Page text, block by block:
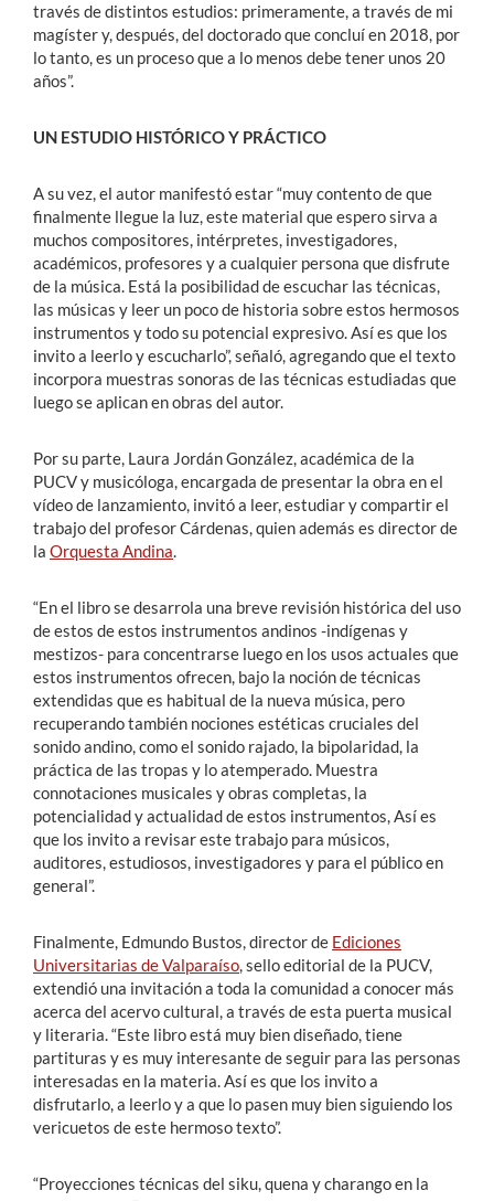
través de distintos estudios: primeramente, a través de mi
magíster y, después, del doctorado que concluí en 2018, por
lo tanto, es un proceso que a lo menos debe tener unos 20
años”.
UN ESTUDIO HISTÓRICO Y PRÁCTICO
A su vez, el autor manifestó estar “muy contento de que
finalmente llegue la luz, este material que espero sirva a
muchos compositores, intérpretes, investigadores,
académicos, profesores y a cualquier persona que disfrute
de la música. Está la posibilidad de escuchar las técnicas,
las músicas y leer un poco de historia sobre estos hermosos
instrumentos y todo su potencial expresivo. Así es que los
invito a leerlo y escucharlo”, señaló, agregando que el texto
incorpora muestras sonoras de las técnicas estudiadas que
luego se aplican en obras del autor.
Por su parte, Laura Jordán González, académica de la
PUCV y musicóloga, encargada de presentar la obra en el
vídeo de lanzamiento, invitó a leer, estudiar y compartir el
trabajo del profesor Cárdenas, quien además es director de
la Orquesta Andina.
“En el libro se desarrola una breve revisión histórica del uso
de estos de estos instrumentos andinos -indígenas y
mestizos- para concentrarse luego en los usos actuales que
estos instrumentos ofrecen, bajo la noción de técnicas
extendidas que es habitual de la nueva música, pero
recuperando también nociones estéticas cruciales del
sonido andino, como el sonido rajado, la bipolaridad, la
práctica de las tropas y lo atemperado. Muestra
connotaciones musicales y obras completas, la
potencialidad y actualidad de estos instrumentos, Así es
que los invito a revisar este trabajo para músicos,
auditores, estudiosos, investigadores y para el público en
general”.
Finalmente, Edmundo Bustos, director de Ediciones
Universitarias de Valparaíso, sello editorial de la PUCV,
extendió una invitación a toda la comunidad a conocer más
acerca del acervo cultural, a través de esta puerta musical
y literaria. “Este libro está muy bien diseñado, tiene
partituras y es muy interesante de seguir para las personas
interesadas en la materia. Así es que los invito a
disfrutarlo, a leerlo y a que lo pasen muy bien siguiendo los
vericuetos de este hermoso texto”.
“Proyecciones técnicas del siku, quena y charango en la